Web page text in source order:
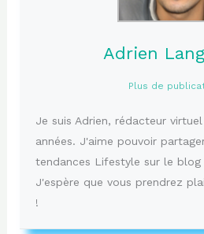
Adrien
Plus de
Je suis Adrien, rédacteur
années. J'aime pouvoir
tendances Lifestyle sur le blog
J'espère que vous prendrez
!